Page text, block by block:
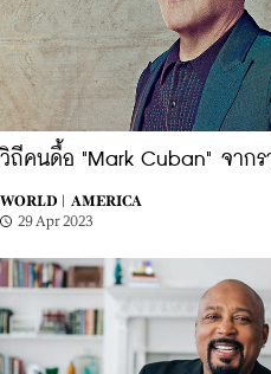
วิถีคนดื้อ "Mark Cuban" จากร
WORLD |
AMERICA
29 Apr 2023